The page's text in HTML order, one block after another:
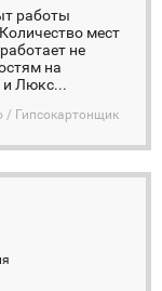
работы
мест
не
на
и Люкс...
/ Гипсокартонщик